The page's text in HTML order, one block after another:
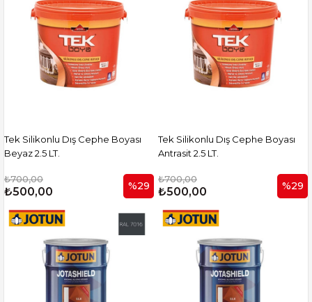
Tek Silikonlu Dış Cephe Boyası
Beyaz 2.5 LT.
₺700,00
₺500,00 %29
Tek Silikonlu Dış Cephe Boyası
Antrasit 2.5 LT.
₺700,00
₺500,00 %29